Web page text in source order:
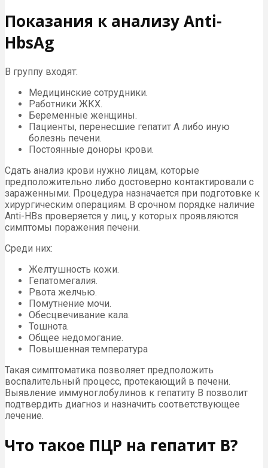
Показания к анализу Anti-
HbsAg
В группу входят:
Медицинские сотрудники.
Работники ЖКХ.
Беременные женщины.
Пациенты, перенесшие гепатит А либо иную
болезнь печени.
Постоянные доноры крови.
Сдать анализ крови нужно лицам, которые
предположительно либо достоверно контактировали с
зараженными. Процедура назначается при подготовке к
хирургическим операциям. В срочном порядке наличие
Anti-HBs проверяется у лиц, у которых проявляются
симптомы поражения печени.
Среди них:
Желтушность кожи.
Гепатомегалия.
Рвота желчью.
Помутнение мочи.
Обесцвечивание кала.
Тошнота.
Общее недомогание.
Повышенная температура
Такая симптоматика позволяет предположить
воспалительный процесс, протекающий в печени.
Выявление иммуноглобулинов к гепатиту B позволит
подтвердить диагноз и назначить соответствующее
лечение.
Что такое ПЦР на гепатит В?